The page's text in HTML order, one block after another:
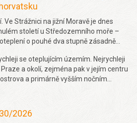
Ve Strážnici na jižní Moravě je dnes
století u Středozemního moře –
o pouhé dva stupně zásadně
se oteplujícím územím. Nejrychleji
a okolí, zejména pak v jejím centru
a primárně vyšším nočním
nad 900 metrů je trend růstu nižší
1961-2019),“ řekl k tomu Seznam
2026